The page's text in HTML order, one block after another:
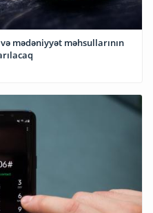
mədəniyyət məhsullarının